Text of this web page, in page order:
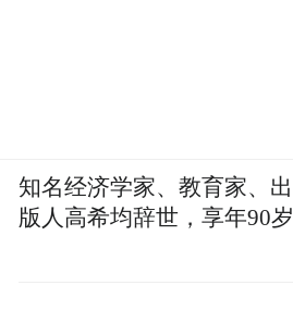
知名经济学家、教育家、出
版人高希均辞世，享年90岁